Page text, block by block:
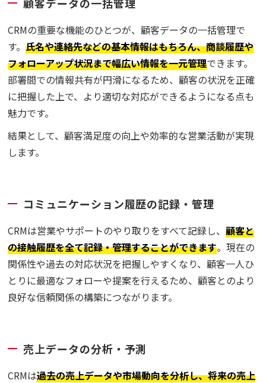
CRMの重要な機能のひとつが、顧客データの一括管理で
す。氏名や連絡先などの基本情報はもちろん、商談履歴や
フォローアップ状況まで幅広い情報を一元管理できます。
部署間での情報共有が円滑になるため、顧客の状況を正確
に把握した上で、より適切な対応ができるようになる点も
魅力です。
結果として、顧客満足度の向上や効率的な営業活動が実現
します。
コミュニケーション履歴の記録・管理
CRMは営業やサポートのやり取りをすべて記録し、顧客と
の接触履歴を全て記録・管理することができます。現在の
関係性や過去の対応状況を把握しやすくなり、顧客一人ひ
とりに最適なフォローや提案を行えるため、顧客とのより
良好な信頼関係の構築につながります。
売上データの分析・予測
CRMは過去の売上データや市場動向を分析し、将来の売上